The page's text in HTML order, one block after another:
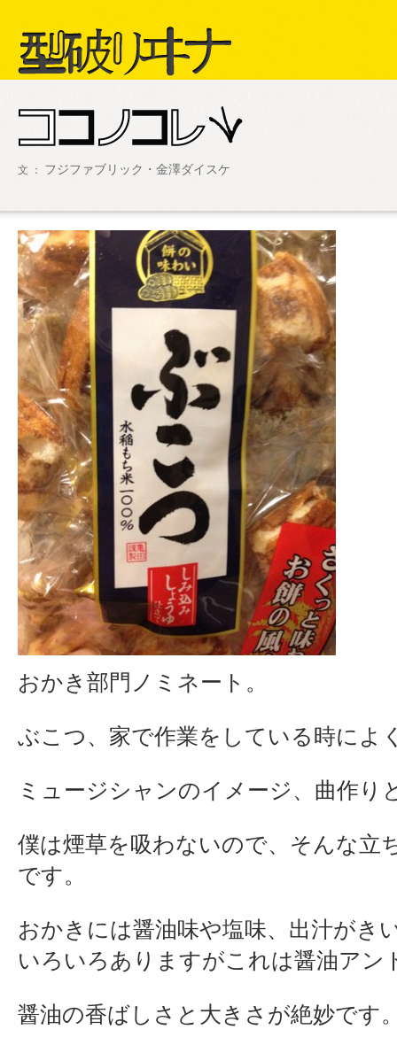
文 ： フジファブリック・金澤ダイスケ
おかき部門ノミネート。
ぶこつ、家で作業をしている時によ
ミュージシャンのイメージ、曲作り
僕は煙草を吸わないので、そんな立
です。
おかきには醤油味や塩味、出汁がき
いろいろありますがこれは醤油アン
醤油の香ばしさと大きさが絶妙です